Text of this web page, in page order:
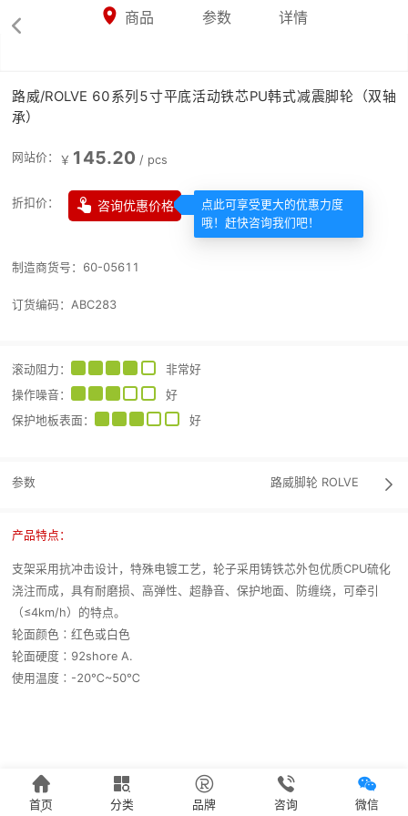

 商品 参数 详情
路威/ROLVE 60系列5寸平底活动铁芯PU韩式减震脚轮（双轴
承）
网站价： ￥ 145.20 / pcs
折扣价：  咨询优惠价格
点此可享受更大的优惠力度
哦！赶快咨询我们吧！
制造商货号： 60-05611
订货编码： ABC283
滚动阻力 ：
非常好
操作噪音 ：
好
保护地板表面 ： 好
参数 路威脚轮 ROLVE 
产品特点：
支架采用抗冲击设计，特殊电镀工艺，轮子采用铸铁芯外包优质CPU硫化
浇注而成，具有耐磨损、高弹性、超静音、保护地面、防缠绕，可牵引
（≤4km/h）的特点。
轮面颜色∶红色或白色
轮面硬度∶92shore A.
使用温度∶-20℃~50℃

首页

分类

品牌

咨询

微信